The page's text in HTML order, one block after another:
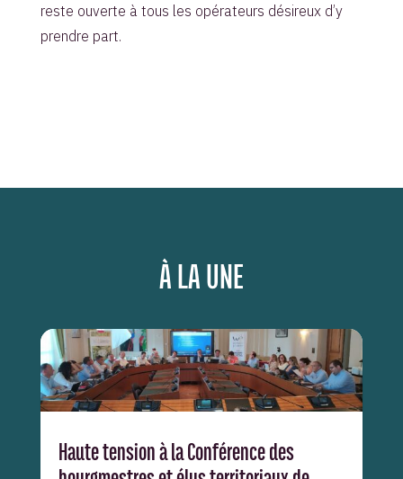
reste ouverte à tous les opérateurs désireux d’y
prendre part.
À LA UNE
Haute tension à la Conférence des